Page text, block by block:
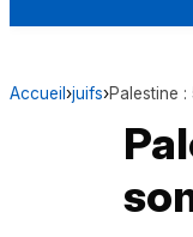
Accueil ›juifs›Palestine